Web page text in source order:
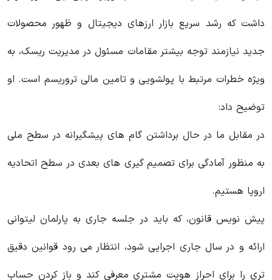
داشت که رشد سریع بازار ارزهای دیجیتال و ظهور محصولات
جدید نیازمند توجه بیشتر مقامات مسئول در مدیریت ریسک‌، به
ویژه خطرات مرتبط با پولشویی و تامین مالی تروریسم است. او
توضیح داد:
در مقابل ما در حال برداشتن گام‌ های پیشگیرانه در سطح ملی
به منظور آمادگی برای تصمیم‌ گیری‌ های بعدی در سطح اتحادیه
اروپا هستیم.
پیش‌ نویس قانون، که باید در جلسه جاری به پارلمان لیتوانی
ارائه و در سال جاری اجرایی شود، انتظار می‌ رود قوانین دقیق‌
تری را برای احراز هویت مشتری معرفی کند و باز کردن حساب‌